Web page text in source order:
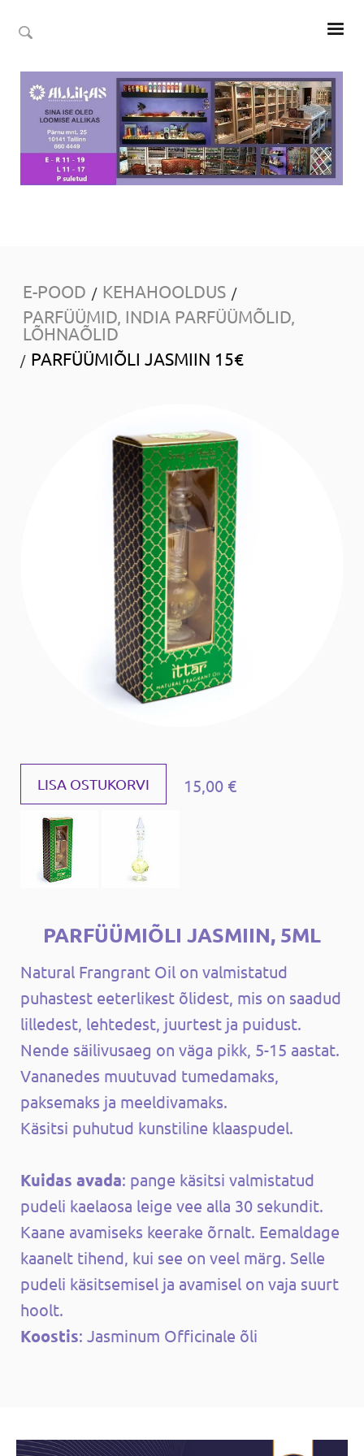
E-POOD / KEHAHOOLDUS /
PARFÜÜMID, INDIA PARFÜÜMÕLID,
LÕHNAÕLID
/ PARFÜÜMIÕLI JASMIIN 15€
LISA OSTUKORVI 15,00 €
PARFÜÜMIÕLI JASMIIN, 5ML
Natural Frangrant Oil on valmistatud
puhastest eeterlikest õlidest, mis on saadud
lilledest, lehtedest, juurtest ja puidust.
Nende säilivusaeg on väga pikk, 5-15 aastat.
Vananedes muutuvad tumedamaks,
paksemaks ja meeldivamaks.
Käsitsi puhutud kunstiline klaaspudel.
Kuidas avada: pange käsitsi valmistatud
pudeli kaelaosa leige vee alla 30 sekundit.
Kaane avamiseks keerake õrnalt. Eemaldage
kaanelt tihend, kui see on veel märg. Selle
pudeli käsitsemisel ja avamisel on vaja suurt
hoolt.
Koostis: Jasminum Officinale õli